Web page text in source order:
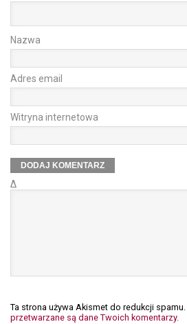
Nazwa
Adres email
Witryna internetowa
Δ
Ta strona używa Akismet do redukcji spamu.
przetwarzane są dane Twoich komentarzy.